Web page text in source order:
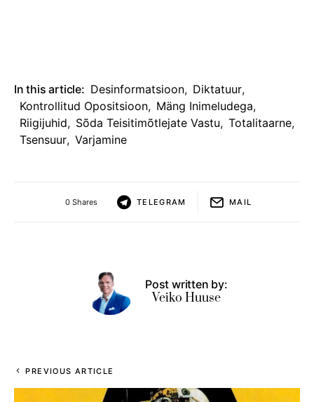
In this article: Desinformatsioon, Diktatuur,
Kontrollitud Opositsioon, Mäng Inimeludega,
Riigijuhid, Sõda Teisitimõtlejate Vastu, Totalitaarne,
Tsensuur, Varjamine
0 Shares TELEGRAM MAIL
Post written by:
Veiko Huuse
PREVIOUS ARTICLE